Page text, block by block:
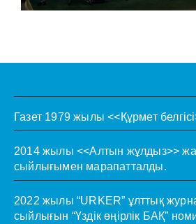
Газет 1979 жылы <<Құрмет
2014 жылы <<Алтын жұлдыз>>
сыйлығымен марапатталды.
2022 жылы “URKER” ұлттық
сыйлығын “Үздік өңірлік БАҚ”